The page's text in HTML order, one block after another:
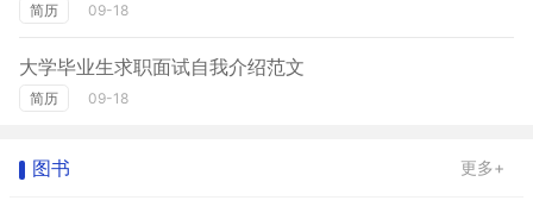
简历 09-18
大学毕业生求职面试自我介绍范文
简历 09-18
图书 更多+